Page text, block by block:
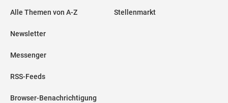
Alle Themen von A-Z
Newsletter
Messenger
RSS-Feeds
Browser-Benachrichtigung
Stellenmarkt